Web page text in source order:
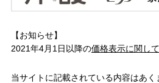
【お知らせ】
2021年4月1日以降の価格表示に関して
当サイトに記載されている内容はあ